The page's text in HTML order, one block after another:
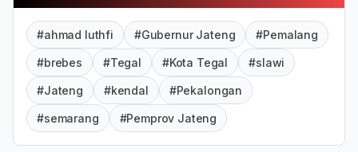
#ahmad luthfi #Gubernur Jateng #Pemalang
#brebes #Tegal #Kota Tegal #slawi
#Jateng #kendal #Pekalongan
#semarang #Pemprov Jateng